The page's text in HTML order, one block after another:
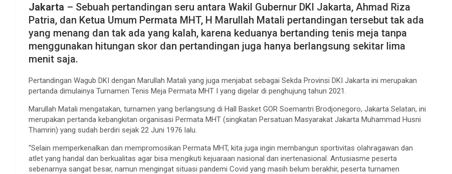
Jakarta – Sebuah pertandingan seru antara Wakil Gubernur DKI Jakarta, Ahmad Riza
Patria, dan Ketua Umum Permata MHT, H Marullah Matali pertandingan tersebut tak ada
yang menang dan tak ada yang kalah, karena keduanya bertanding tenis meja tanpa
menggunakan hitungan skor dan pertandingan juga hanya berlangsung sekitar lima
menit saja.
Pertandingan Wagub DKI dengan Marullah Matali yang juga menjabat sebagai Sekda Provinsi DKI Jakarta ini merupakan
pertanda dimulainya Turnamen Tenis Meja Permata MHT I yang digelar di penghujung tahun 2021.
Marullah Matali mengatakan, turnamen yang berlangsung di Hall Basket GOR Soemantri Brodjonegoro, Jakarta Selatan, ini
merupakan pertanda kebangkitan organisasi Permata MHT (singkatan Persatuan Masyarakat Jakarta Muhammad Husni
Thamrin) yang sudah berdiri sejak 22 Juni 1976 lalu.
“Selain memperkenalkan dan mempromosikan Permata MHT, kita juga ingin membangun sportivitas olahragawan dan
atlet yang handal dan berkualitas agar bisa mengikuti kejuaraan nasional dan inertenasional. Antusiasme peserta
sebenarnya sangat besar, namun mengingat situasi pandemi Covid yang masih belum berakhir, peserta turnamen